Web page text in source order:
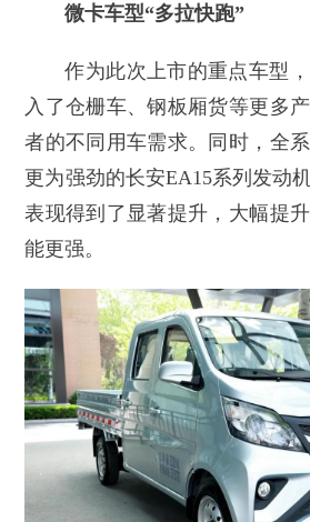
微卡车型“多拉快跑”
作为此次上市的重点车型
入了仓栅车、钢板厢货等更多
者的不同用车需求。同时，全
更为强劲的长安EA15系列发动
表现得到了显著提升，大幅提
能更强。